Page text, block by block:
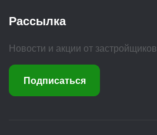
Рассылка
Новости и акции от застройщиков
Подписаться